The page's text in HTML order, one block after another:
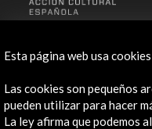
AC/E
Esta página web usa cookies
Las cookies son pequeños
pueden utilizar para hacer
La ley afirma que podemos